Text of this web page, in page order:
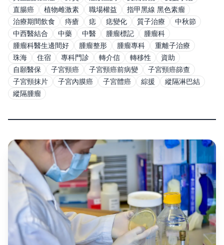
直腸癌
植物雌激素 職場權益
指甲黑線 黑色素瘤
治療期間飲食
痔瘡 痣 痣變化 質子治療
中秋節
中西醫結合
中藥 中醫 腫瘤標記
腫瘤科
腫瘤科醫生邊間好
腫瘤整形 腫瘤專科
重離子治療
珠海
住宿 專科門診 轉介信 轉移性
資助
自願醫保
子宮頸癌 子宮頸癌前病變
子宮頸癌篩查
子宮頸抹片
子宮內膜癌 子宮體癌 綜援
縱隔淋巴結
縱隔腫瘤